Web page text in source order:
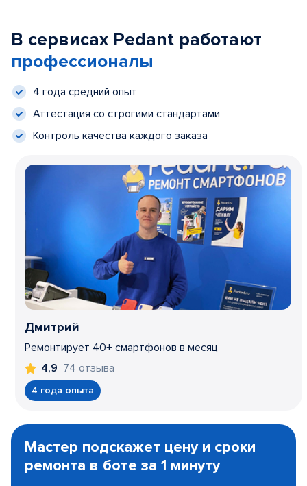
В сервисах Pedant работают
профессионалы
4 года средний опыт
Аттестация со строгими стандартами
Контроль качества каждого заказа
Дмитрий
Ремонтирует 40+ смартфонов в месяц
4,9 74 отзыва
4 года опыта
1
Мастер подскажет цену и сроки
ремонта в боте за 1 минуту